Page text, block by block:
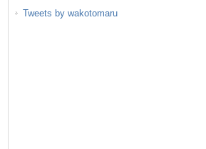
Tweets by wakotomaru